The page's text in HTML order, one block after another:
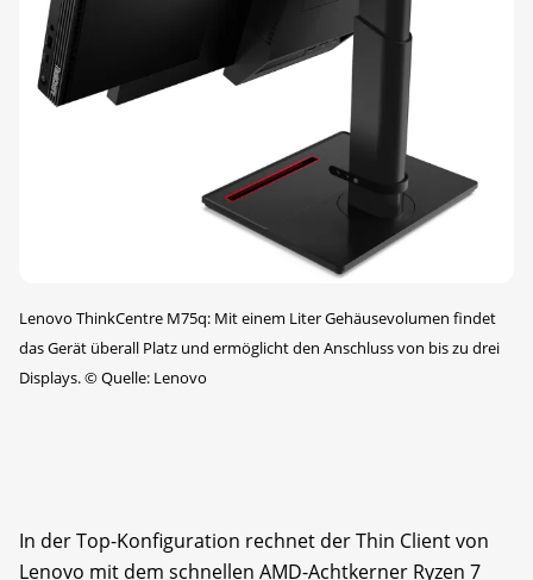
Lenovo ThinkCentre M75q: Mit einem Liter Gehäusevolumen findet
das Gerät überall Platz und ermöglicht den Anschluss von bis zu drei
Displays.©Quelle: Lenovo
In der Top-Konfiguration rechnet der Thin Client von
Lenovo mit dem schnellen AMD-Achtkerner Ryzen 7